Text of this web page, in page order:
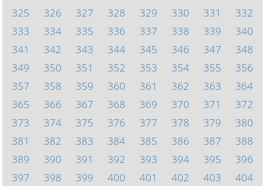
325
326 327 328 329 330 331
332
333
334 335 336 337 338 339
340
341
342 343 344 345 346 347
348
349
350 351 352 353 354 355
356
357
358 359 360 361 362 363
364
365
366 367 368 369 370 371
372
373
374 375 376 377 378 379
380
381
382 383 384 385 386 387
388
389
390 391 392 393 394 395
396
397
398 399 400 401 402 403 404